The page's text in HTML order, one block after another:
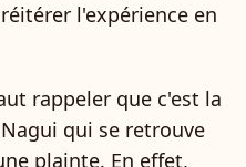
l'expérience en
rappeler que c'est la
qui se retrouve
plainte. En effet,